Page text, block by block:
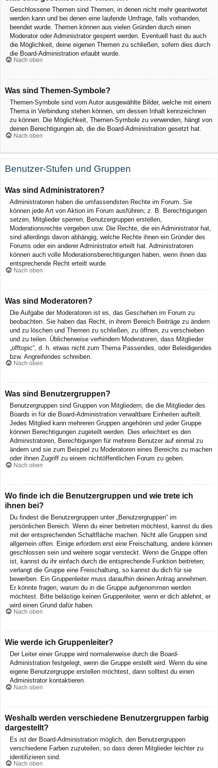
Geschlossene Themen sind Themen, in denen nicht mehr geantwortet
werden kann und bei denen eine laufende Umfrage, falls vorhanden,
beendet wurde. Themen können aus vielen Gründen durch einen
Moderator oder Administrator gesperrt werden. Eventuell hast du auch
die Möglichkeit, deine eigenen Themen zu schließen, sofern dies durch
die Board-Administration erlaubt wurde.
Nach oben
Was sind Themen-Symbole?
Themen-Symbole sind vom Autor ausgewählte Bilder, welche mit einem
Thema in Verbindung stehen können, um dessen Inhalt kennzeichnen
zu können. Die Möglichkeit, Themen-Symbole zu verwenden, hängt von
deinen Berechtigungen ab, die die Board-Administration gesetzt hat.
Nach oben
Benutzer-Stufen und Gruppen
Was sind Administratoren?
Administratoren haben die umfassendsten Rechte im Forum. Sie
können jede Art von Aktion im Forum ausführen; z. B. Berechtigungen
setzen, Mitglieder sperren, Benutzergruppen erstellen,
Moderationsrechte vergeben usw. Die Rechte, die ein Administrator hat,
sind allerdings davon abhängig, welche Rechte ihnen ein Gründer des
Forums oder ein anderer Administrator erteilt hat. Administratoren
können auch volle Moderationsberechtigungen haben, wenn ihnen das
entsprechende Recht erteilt wurde.
Nach oben
Was sind Moderatoren?
Die Aufgabe der Moderatoren ist es, das Geschehen im Forum zu
beobachten. Sie haben das Recht, in ihrem Bereich Beiträge zu ändern
und zu löschen und Themen zu schließen, zu öffnen, zu verschieben
und zu teilen. Üblicherweise verhindern Moderatoren, dass Mitglieder
„offtopic“, d. h. etwas nicht zum Thema Passendes, oder Beleidigendes
bzw. Angreifendes schreiben.
Nach oben
Was sind Benutzergruppen?
Benutzergruppen sind Gruppen von Mitgliedern, die die Mitglieder des
Boards in für die Board-Administration verwaltbare Einheiten aufteilt.
Jedes Mitglied kann mehreren Gruppen angehören und jeder Gruppe
können Berechtigungen zugeteilt werden. Dies erleichtert es den
Administratoren, Berechtigungen für mehrere Benutzer auf einmal zu
ändern und sie zum Beispiel zu Moderatoren eines Bereichs zu machen
oder ihnen Zugriff zu einem nichtöffentlichen Forum zu geben.
Nach oben
Wo finde ich die Benutzergruppen und wie trete ich
ihnen bei?
Du findest die Benutzergruppen unter „Benutzergruppen“ im
persönlichen Bereich. Wenn du einer beitreten möchtest, kannst du dies
mit der entsprechenden Schaltfläche machen. Nicht alle Gruppen sind
allgemein offen. Einige erfordern erst eine Freischaltung, andere können
geschlossen sein und weitere sogar versteckt. Wenn die Gruppe offen
ist, kannst du ihr einfach durch die entsprechende Funktion beitreten;
verlangt die Gruppe eine Freischaltung, so kannst du dich für sie
bewerben. Ein Gruppenleiter muss daraufhin deinen Antrag annehmen.
Er könnte fragen, warum du in die Gruppe aufgenommen werden
möchtest. Bitte belästige keinen Gruppenleiter, wenn er dich ablehnt, er
wird einen Grund dafür haben.
Nach oben
Wie werde ich Gruppenleiter?
Der Leiter einer Gruppe wird normalerweise durch die Board-
Administration festgelegt, wenn die Gruppe erstellt wird. Wenn du eine
eigene Benutzergruppe erstellen möchtest, dann solltest du einen
Administrator kontaktieren.
Nach oben
Weshalb werden verschiedene Benutzergruppen farbig
dargestellt?
Es ist der Board-Administration möglich, den Benutzergruppen
verschiedene Farben zuzuteilen, so dass deren Mitglieder leichter zu
identifizieren sind.
Nach oben